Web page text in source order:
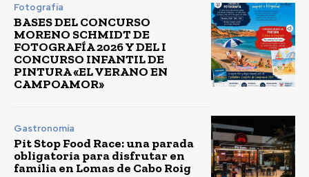
Fotografía
BASES DEL CONCURSO
MORENO SCHMIDT DE
FOTOGRAFÍA 2026 Y DEL I
CONCURSO INFANTIL DE
PINTURA «EL VERANO EN
CAMPOAMOR»
Gastronomía
Pit Stop Food Race: una parada
obligatoria para disfrutar en
familia en Lomas de Cabo Roig